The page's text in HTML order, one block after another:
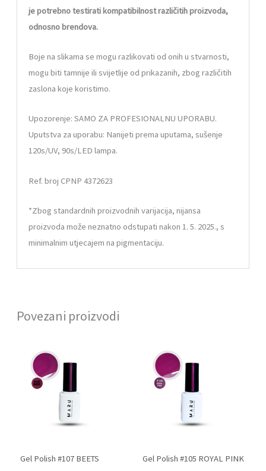
je potrebno testirati kompatibilnost različitih proizvoda,
odnosno brendova.
Boje na slikama se mogu razlikovati od onih u stvarnosti,
mogu biti tamnije ili svijetlije od prikazanih, zbog različitih
zaslona koje koristimo.
Upozorenje: SAMO ZA PROFESIONALNU UPORABU.
Uputstva za uporabu: Nanijeti prema uputama, sušenje
120s/UV, 90s/LED lampa.
Ref. broj CPNP 4372623
*Zbog standardnih proizvodnih varijacija, nijansa
proizvoda može neznatno odstupati nakon 1. 5. 2025., s
minimalnim utjecajem na pigmentaciju.
Povezani proizvodi
Gel Polish #107 BEETS Gel Polish #105 ROYAL PINK